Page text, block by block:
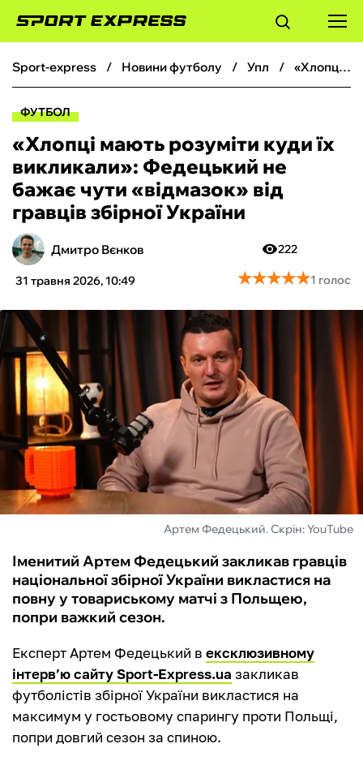
ФУТБОЛ
БОКС
ХОКЕЙ
ТЕНІС
КІБЕРСПОРТ
ЧС-2026
ФУТЗАЛ
ІНШІ
БУКМЕКЕРИ
sport-express новини футболу упл «Хлопці мають розуміти куди їх викликали»: Федецький не бажає чути «відмазок» від гравців збірної України
ФУТБОЛ
«Хлопці мають розуміти куди їх
викликали»: Федецький не
бажає чути «відмазок» від
гравців збірної України
Дмитро Вєнков
31 травня 2026, 10:49
222
★★★★★
★★★★★1 голос
Артем Федецький. Скрін: YouTube
Іменитий Артем Федецький закликав гравців
національної збірної України викластися на
повну у товариському матчі з Польщею,
попри важкий сезон.
Експерт Артем Федецький в ексклюзивному
інтерв’ю сайту Sport-Express.ua закликав
футболістів збірної України викластися на
максимум у гостьовому спарингу проти Польщі,
попри довгий сезон за спиною.